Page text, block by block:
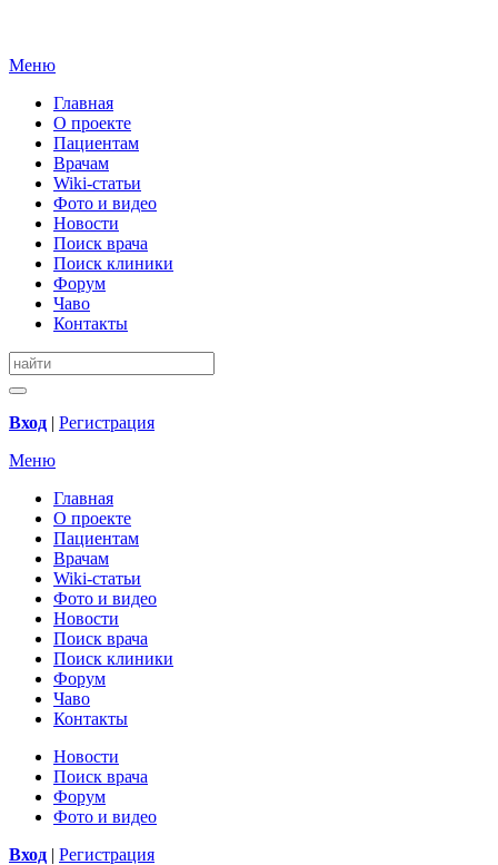
Меню
Главная
О проекте
Пациентам
Врачам
Wiki-статьи
Фото и видео
Новости
Поиск врача
Поиск клиники
Форум
Чаво
Контакты
Вход | Регистрация
Меню
Главная
О проекте
Пациентам
Врачам
Wiki-статьи
Фото и видео
Новости
Поиск врача
Поиск клиники
Форум
Чаво
Контакты
Новости
Поиск врача
Форум
Фото и видео
Вход | Регистрация